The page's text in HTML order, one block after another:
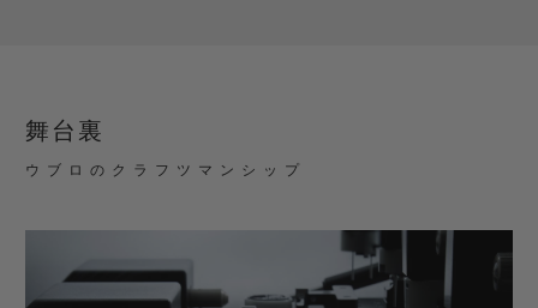
舞台裏
ウブロのクラフツマンシップ